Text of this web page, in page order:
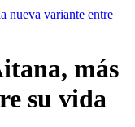
nueva variante entre
más
su vida